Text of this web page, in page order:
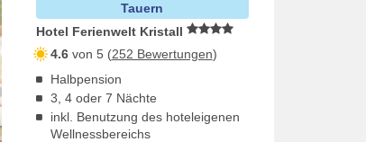
Tauern
Hotel Ferienwelt Kristall
4.6von 5 (252 Bewertungen)
Halbpension
3, 4 oder 7 Nächte
inkl. Benutzung des hoteleigenen
Wellnessbereichs